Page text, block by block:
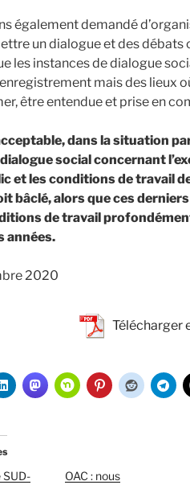
également demandé
un dialogue et des débats
les instances de dialogue
mais des lieux
être entendue et prise en
dans la situation
social concernant
et les conditions de travail
bâclé, alors que ces
de travail
années.
2020
Télécharger
SUD-
OAC : nous